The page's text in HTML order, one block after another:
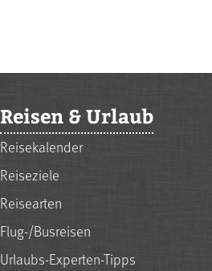
Reisen & Urlaub
Reisekalender
Reiseziele
Reisearten
Flug-/Busreisen
Urlaubs-Experten-Tipps